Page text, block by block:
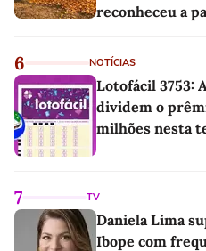
reconheceu a
6 NOTÍCIAS
Lotofácil 3753:
dividem o
milhões nesta
7 TV
Daniela Lima
Ibope com